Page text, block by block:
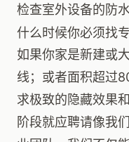
检查室外设备的防
什么时候你必须找
如果你家是新建或
线；或者面积超过
求极致的隐藏效果
阶段就应聘请像我